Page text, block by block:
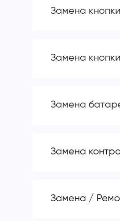
Замена
Замена
Замена
Замена
Замена /